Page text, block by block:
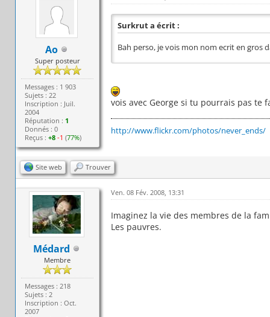
Ao
Super posteur
Messages : 1 903
Sujets : 22
Inscription : Juil.
2004
Réputation : 1
Donnés : 0
Reçus :+8 -1 (77%)
Surkrut a écrit :
Bah perso, je vois mon nom ecrit en gros
vois avec George si tu pourrais pas
http://www.flickr.com/photos/never_ends/
Site web Trouver
Médard
Membre
Messages : 218
Sujets : 2
Inscription : Oct.
2007
Ven. 08 Fév. 2008, 13:31
Imaginez la vie des membres de la
Les pauvres.